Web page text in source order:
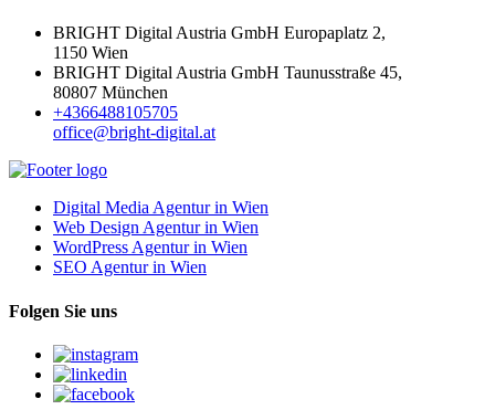
BRIGHT Digital Austria GmbH Europaplatz 2,
1150 Wien
BRIGHT Digital Austria GmbH Taunusstraße 45,
80807 München
+4366488105705
office@bright-digital.at
Digital Media Agentur in Wien
Web Design Agentur in Wien
WordPress Agentur in Wien
SEO Agentur in Wien
Folgen Sie uns